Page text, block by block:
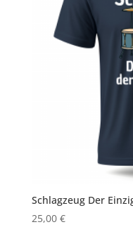
Schlagzeug Der
25,00 €